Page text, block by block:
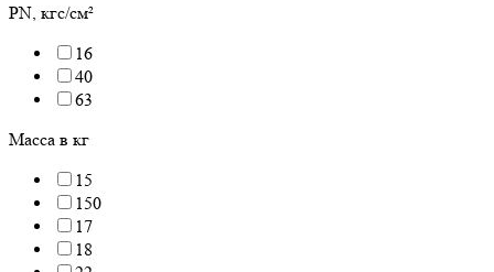
PN, кгс/см²
16
40
63
Масса в кг
15
150
17
18